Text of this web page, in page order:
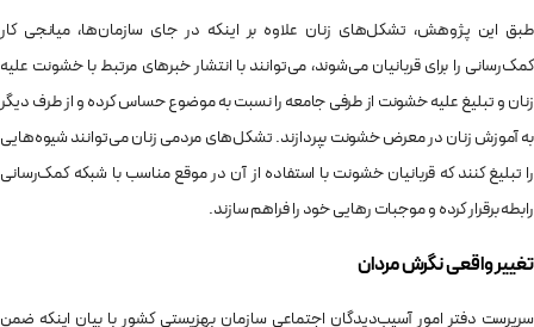
طبق این پژوهش، تشکل‌‎های زنان علاوه بر اینکه در جای سازمان‌ها، میانجی کار
کمک‌رسانی را برای قربانیان می‌شوند، می‌توانند با انتشار خبرهای مرتبط با خشونت علیه
زنان و تبلیغ علیه خشونت از طرفی جامعه را نسبت به موضوع حساس کرده و از طرف دیگر
به آموزش زنان در معرض خشونت بپردازند. تشکل‌های مردمی زنان می‌توانند شیوه‌هایی
را تبلیغ کنند که قربانیان خشونت با استفاده از آن در موقع مناسب با شبکه‌ کمک‌رسانی
رابطه برقرار کرده و موجبات رهایی خود را فراهم سازند.
تغییر واقعی نگرش مردان
سرپرست دفتر امور آسیب‌دیدگان اجتماعی سازمان بهزیستی کشور با بیان اینکه ضمن